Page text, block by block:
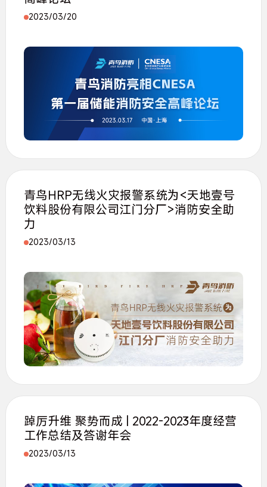
2023/03/20
青鸟HRP无线火灾报警系统为<天地壹号
饮料股份有限公司江门分厂>消防安全助
力
2023/03/13
踔厉升维 聚势而成 | 2022-2023年度经营
工作总结及答谢年会
2023/03/13